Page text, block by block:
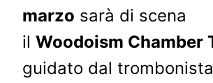
marzo sarà di scena
il Woodoism Chamber
guidato dal